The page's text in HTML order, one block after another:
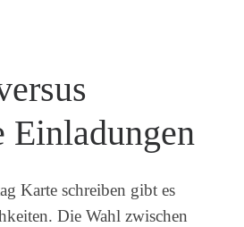
Karte schreiben gibt es
Die Wahl zwischen